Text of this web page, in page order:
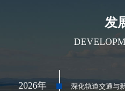
发
2026年
深化轨道交通与